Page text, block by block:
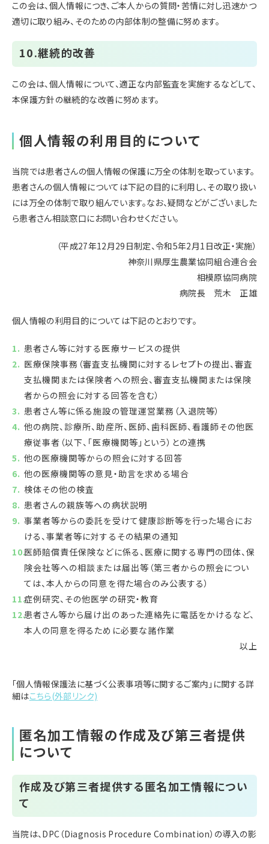
この会は、個人情報につき、ご本人からの質問・苦情に対し迅速かつ
適切に取り組み、そのための内部体制の整備に努めます。
10.継続的改善
この会は、個人情報について、適正な内部監査を実施するなどして、
本保護方針の継続的な改善に努めます。
個人情報の利用目的について
当院では患者さんの個人情報の保護に万全の体制を取っています。
患者さんの個人情報については下記の目的に利用し、その取り扱い
には万全の体制で取り組んでいます。なお、疑問などがございました
ら患者さん相談窓口にお問い合わせください。
（平成27年12月29日制定、令和5年2月1日改正・実施）
神奈川県厚生農業協同組合連合会
相模原協同病院
病院長 荒木 正雄
個人情報の利用目的については下記のとおりです。
患者さん等に対する医療サービスの提供
医療保険事務（審査支払機関に対するレセプトの提出、審査
支払機関または保険者への照会、審査支払機関または保険
者からの照会に対する回答を含む）
患者さん等に係る施設の管理運営業務（入退院等）
他の病院、診療所、助産所、医師、歯科医師、看護師その他医
療従事者（以下、「医療機関等」という）との連携
他の医療機関等からの照会に対する回答
他の医療機関等の意見・助言を求める場合
検体その他の検査
患者さんの親族等への病状説明
事業者等からの委託を受けて健康診断等を行った場合にお
ける、事業者等に対するその結果の通知
医師賠償責任保険などに係る、医療に関する専門の団体、保
険会社等への相談または届出等（第三者からの照会につい
ては、本人からの同意を得た場合のみ公表する）
症例研究、その他医学の研究・教育
患者さん等から届け出のあった連絡先に電話をかけるなど、
本人の同意を得るために必要な諸作業
以上
「個人情報保護法に基づく公表事項等に関するご案内」に関する詳
細はこちら(外部リンク)
匿名加工情報の作成及び第三者提供
について
作成及び第三者提供する匿名加工情報につい
て
当院は、DPC（Diagnosis Procedure Combination）の導入の影